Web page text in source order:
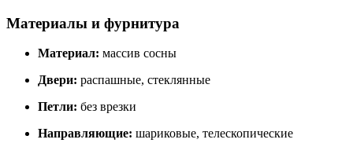
Материалы и фурнитура
Материал: массив сосны
Двери: распашные, стеклянные
Петли: без врезки
Направляющие: шариковые, телескопические